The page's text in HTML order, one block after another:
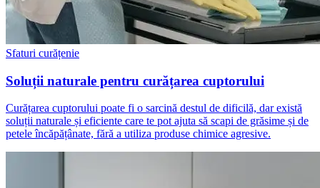
Sfaturi curățenie
Soluții naturale pentru curățarea cuptorului
Curățarea cuptorului poate fi o sarcină destul de dificilă, dar există
soluții naturale și eficiente care te pot ajuta să scapi de grăsime și de
petele încăpățânate, fără a utiliza produse chimice agresive.